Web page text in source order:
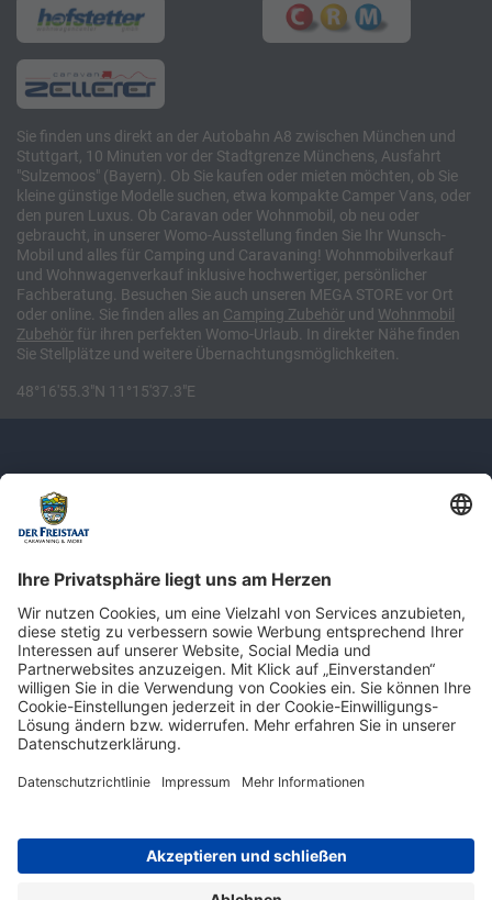
Sie finden uns direkt an der Autobahn A8 zwischen München und
Stuttgart, 10 Minuten vor der Stadtgrenze Münchens, Ausfahrt
"Sulzemoos" (Bayern). Ob Sie kaufen oder mieten möchten, ob Sie
kleine günstige Modelle suchen, etwa kompakte Camper Vans, oder
den puren Luxus. Ob Caravan oder Wohnmobil, ob neu oder
gebraucht, in unserer Womo-Ausstellung finden Sie Ihr Wunsch-
Mobil und alles für Camping und Caravaning! Wohnmobilverkauf
und Wohnwagenverkauf inklusive hochwertiger, persönlicher
Fachberatung. Besuchen Sie auch unseren MEGA STORE vor Ort
oder online. Sie finden alles an Camping Zubehör und Wohnmobil
Zubehör für ihren perfekten Womo-Urlaub. In direkter Nähe finden
Sie Stellplätze und weitere Übernachtungsmöglichkeiten.
48°16'55.3"N 11°15'37.3"E
Newsletter: Jetzt auf
shop.derfreistaat.de anmelden und
einen 5€ Gutschein für unseren Online-
Shop erhalten!*
Impressum Datenschutz Barrierefreiheit